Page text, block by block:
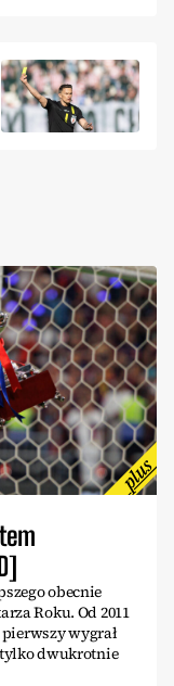
obecnie
Roku. Od 2011
wygrał
tylko dwukrotnie